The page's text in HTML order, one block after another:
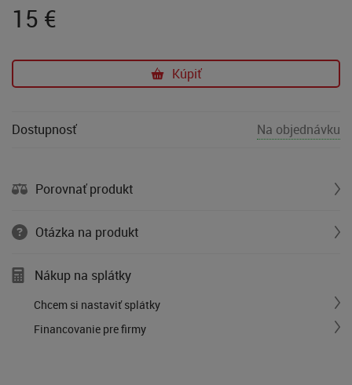
15 €
Kúpiť
Dostupnosť Na objednávku
Porovnať produkt
Otázka na produkt
Nákup na splátky
Chcem si nastaviť splátky
Financovanie pre firmy